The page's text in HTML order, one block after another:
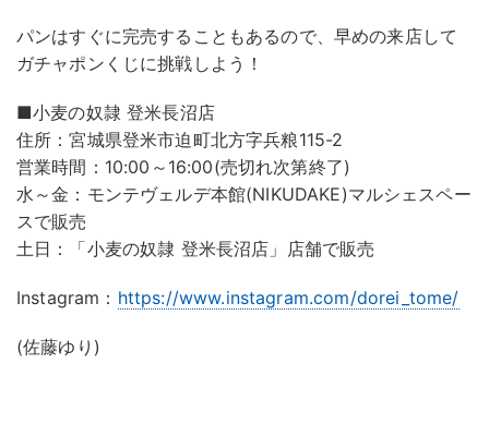
パンはすぐに完売することもあるので、早めの来店して
ガチャポンくじに挑戦しよう！
■小麦の奴隷 登米長沼店
住所：宮城県登米市迫町北方字兵粮115-2
営業時間：10:00～16:00(売切れ次第終了)
水～金：モンテヴェルデ本館(NIKUDAKE)マルシェスペー
スで販売
土日：「小麦の奴隷 登米長沼店」店舗で販売
Instagram： https://www.instagram.com/dorei_tome/
(佐藤ゆり)